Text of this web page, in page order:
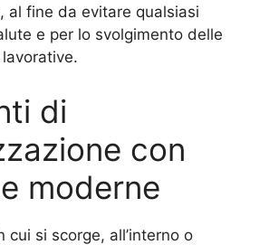
al fine da evitare qualsiasi
e per lo svolgimento delle
di
con
moderne
cui si scorge, all’interno o